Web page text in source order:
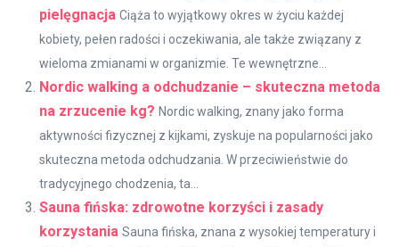
pielęgnacja Ciąża to wyjątkowy okres w życiu każdej
kobiety, pełen radości i oczekiwania, ale także związany z
wieloma zmianami w organizmie. Te wewnętrzne...
Nordic walking a odchudzanie – skuteczna metoda
na zrzucenie kg? Nordic walking, znany jako forma
aktywności fizycznej z kijkami, zyskuje na popularności jako
skuteczna metoda odchudzania. W przeciwieństwie do
tradycyjnego chodzenia, ta...
Sauna fińska: zdrowotne korzyści i zasady
korzystania Sauna fińska, znana z wysokiej temperatury i